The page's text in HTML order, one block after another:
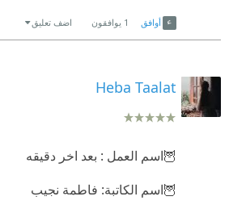
أوافق 1 يوافقون اضف تعليق
Heba Taalat
🦉اسم العمل : بعد اخر دقيقه
🦉اسم الكاتبة: فاطمة نجيب